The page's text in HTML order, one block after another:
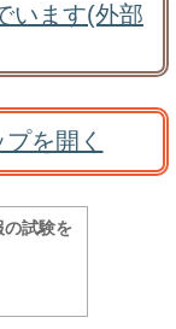
います(外部
を開く
の試験を